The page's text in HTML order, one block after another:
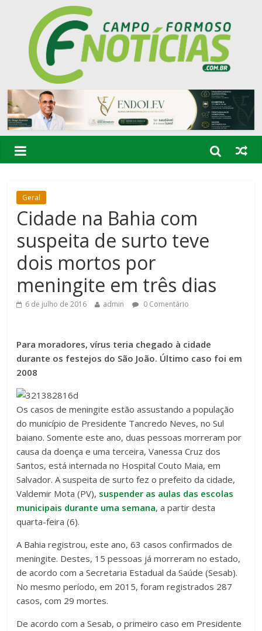
Geral
Cidade na Bahia com
suspeita de surto teve
dois mortos por
meningite em três dias
6 de julho de 2016 admin 0 Comentário
Para moradores, vírus teria chegado à cidade
durante os festejos do São João. Último caso foi em
2008
Os casos de meningite estão assustando a população
do município de Presidente Tancredo Neves, no Sul
baiano. Somente este ano, duas pessoas morreram por
causa da doença e uma terceira, Vanessa Cruz dos
Santos, está internada no Hospital Couto Maia, em
Salvador. A suspeita de surto fez o prefeito da cidade,
Valdemir Mota (PV), suspender as aulas das escolas
municipais durante uma semana, a partir desta
quarta-feira (6).
A Bahia registrou, este ano, 63 casos confirmados de
meningite. Destes, 15 pessoas já morreram no estado,
de acordo com a Secretaria Estadual da Saúde (Sesab).
No mesmo período, em 2015, foram registrados 287
casos, com 29 mortes.
De acordo com a Sesab, o primeiro caso em Presidente